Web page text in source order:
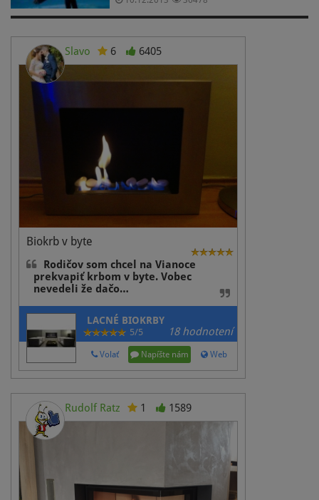
Slavo 6 6405
Biokrb v byte
Rodičov som chcel na Vianoce
prekvapiť krbom v byte. Vobec
nevedeli že dačo…
LACNÉ BIOKRBY
5/5 18 hodnotení
Volať Napíšte nám Web
Rudolf Ratz 1 1589